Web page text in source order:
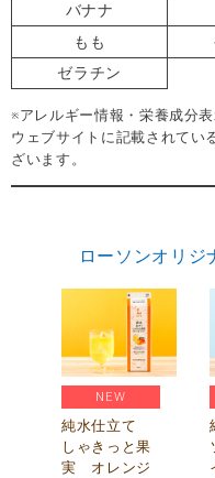
バナナ
もも
ゼラチン
※アレルギー情報・栄養成分
ウェブサイトに記載されてい
ざいます。
ローソンオリ
NEW
純水仕立て
しゃきっと果
実 オレンジ